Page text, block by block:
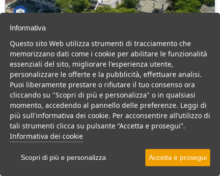
Puglia > Castellaneta
90 Camere
Confortevole Hotel sul mare, consigliato a coppie e famiglie con
bambini.
Villaggio Hotel
VEDI SU MAPPA
Informativa
Questo sito Web utilizza strumenti di tracciamento che
memorizzano dati come i cookie per abilitare le funzionalità
essenziali del sito, migliorare l'esperienza utente,
personalizzare le offerte e la pubblicità, effettuare analisi.
Puoi liberamente prestare o rifiutare il tuo consenso ora
cliccando su "Scopri di più e personalizza" o in qualsiasi
momento, accedendo al pannello delle preferenze. Leggi di
più sull'informativa dei cookie. Per acconsentire all’utilizzo di
tali strumenti clicca su pulsante “Accetta e prosegui”.
Informativa dei cookie
Scopri di più e personalizza Accetta e prosegui